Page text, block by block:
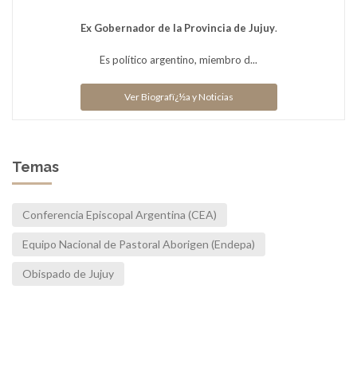
Ex Gobernador de la Provincia de Jujuy.
Es político argentino, miembro d...
Ver Biografï¿½a y Noticias
Temas
Conferencia Episcopal Argentina (CEA)
Equipo Nacional de Pastoral Aborigen (Endepa)
Obispado de Jujuy